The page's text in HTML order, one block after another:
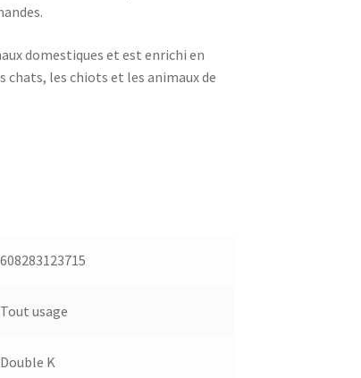
domestiques et est enrichi en
chats, les chiots et les animaux de
608283123715
Tout usage
Double K